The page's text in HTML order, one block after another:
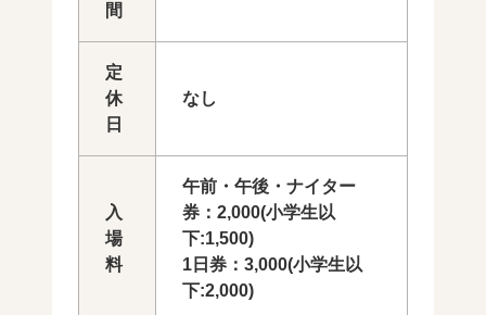
間
定
休
日
なし
入
場
料
午前・午後・ナイター
券：2,000(小学生以
下:1,500)
1日券：3,000(小学生以
下:2,000)